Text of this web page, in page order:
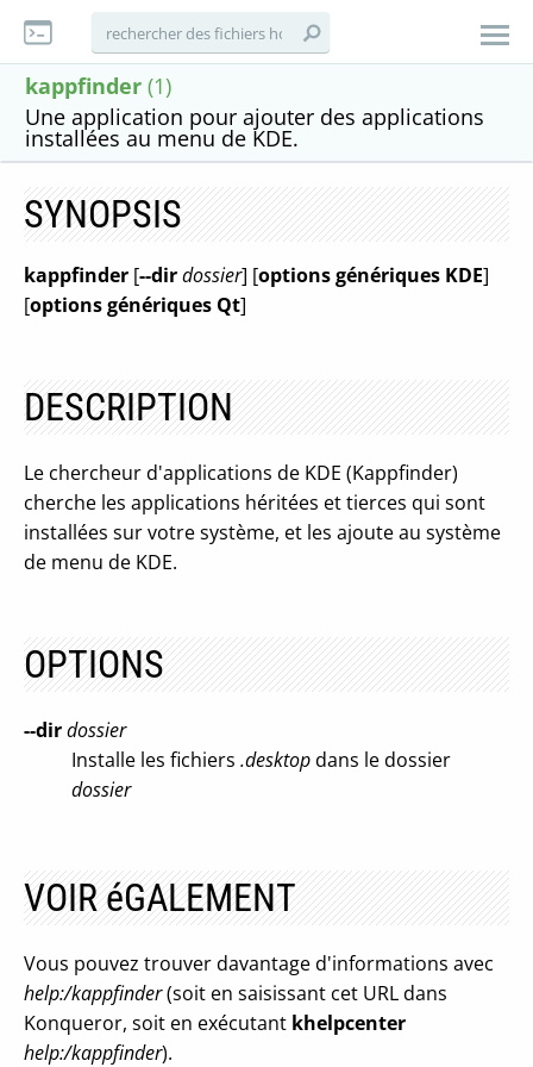
kappfinder (1)
Une application pour ajouter des applications
installées au menu de KDE.
SYNOPSIS
kappfinder [--dirdossier] [options génériques KDE]
[options génériques Qt]
DESCRIPTION
Le chercheur d'applications de KDE (Kappfinder)
cherche les applications héritées et tierces qui sont
installées sur votre système, et les ajoute au système
de menu de KDE.
OPTIONS
--dirdossier
Installe les fichiers .desktopdans le dossier
dossier
VOIR éGALEMENT
Vous pouvez trouver davantage d'informations avec
help:/kappfinder(soit en saisissant cet URL dans
Konqueror, soit en exécutant khelpcenter
help:/kappfinder).